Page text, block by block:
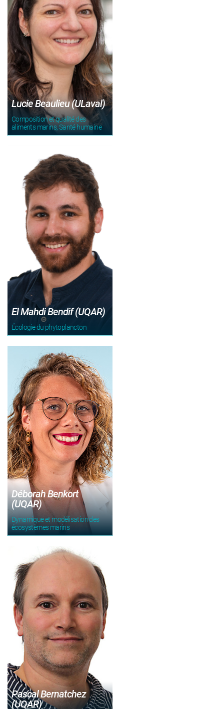
Lucie Beaulieu (ULaval)
Composition et qualité des
aliments marins, Santé humaine
El Mahdi Bendif (UQAR)
Écologie du phytoplancton
Déborah Benkort
(UQAR)
Dynamique et modélisation des
écosystèmes marins
Pascal Bernatchez
(UQAR)